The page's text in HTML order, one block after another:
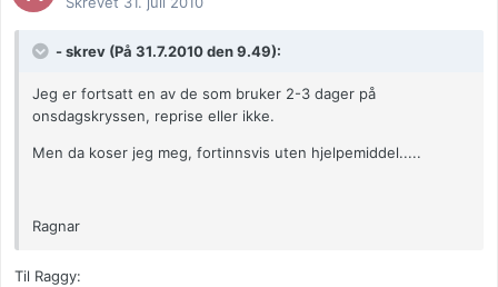
- skrev (På 31.7.2010 den 9.49):
Jeg er fortsatt en av de som bruker 2-3 dager på
onsdagskryssen, reprise eller ikke.
Men da koser jeg meg, fortinnsvis uten hjelpemiddel.....
Ragnar
Til Raggy: